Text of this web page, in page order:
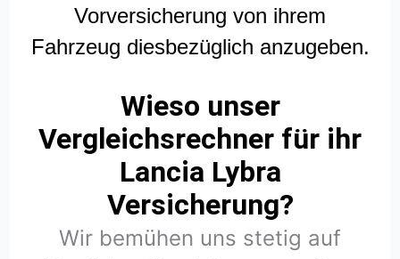
Vorversicherung von ihrem
Fahrzeug diesbezüglich anzugeben.
Wieso unser
Vergleichsrechner für ihr
Lancia Lybra
Versicherung?
Wir bemühen uns stetig auf